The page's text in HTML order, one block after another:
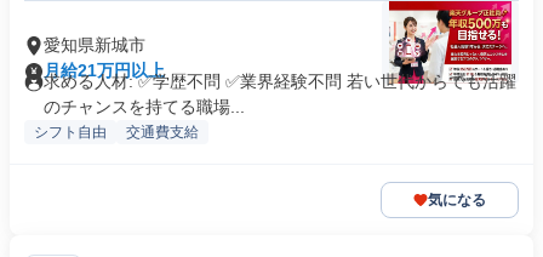
愛知県新城市
月給21万円以上
求める人材: ✅学歴不問 ✅業界経験不問 若い世代からでも活躍
のチャンスを持てる職場...
シフト自由 交通費支給
気になる